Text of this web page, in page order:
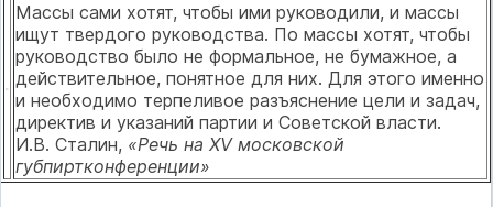
Массы сами хотят, чтобы ими руководили, и массы
ищут твердого руководства. По массы хотят, чтобы
руководство было не формаль­ное, не бумажное, а
действительное, понятное для них. Для этого именно
и необходимо терпеливое разъяснение цели и задач,
дирек­тив и указаний партии и Советской власти.
И.В. Сталин, «Речь на XV московской
губпиртконференции»